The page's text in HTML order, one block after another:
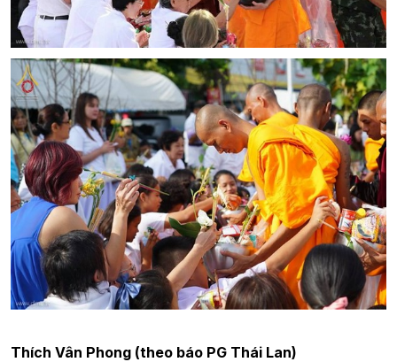
Thích Vân Phong (theo báo PG Thái Lan)